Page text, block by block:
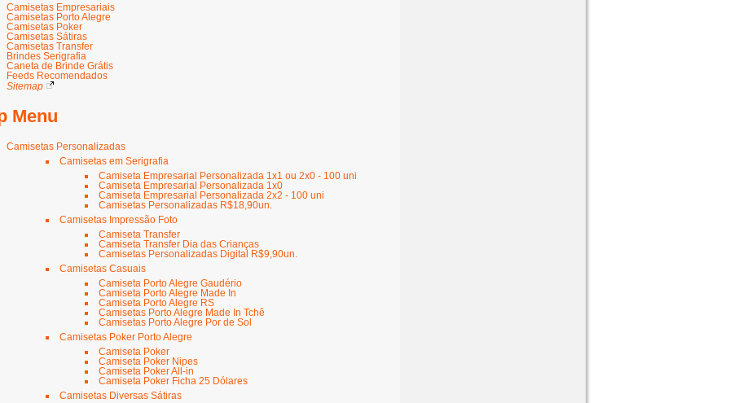
Camisetas Empresariais
Camisetas Porto Alegre
Camisetas Poker
Camisetas Sátiras
Camisetas Transfer
Brindes Serigrafia
Caneta de Brinde Grátis
Feeds Recomendados
Sitemap
Menu
Camisetas Personalizadas
Camisetas em Serigrafia
Camiseta Empresarial Personalizada 1x1 ou 2x0 - 100 uni
Camiseta Empresarial Personalizada 1x0
Camiseta Empresarial Personalizada 2x2 - 100 uni
Camisetas Personalizadas R$18,90un.
Camisetas Impressão Foto
Camiseta Transfer
Camiseta Transfer Dia das Crianças
Camisetas Personalizadas Digital R$9,90un.
Camisetas Casuais
Camiseta Porto Alegre Gaudério
Camiseta Porto Alegre Made In
Camiseta Porto Alegre RS
Camisetas Porto Alegre Made In Tchê
Camisetas Porto Alegre Por de Sol
Camisetas Poker Porto Alegre
Camiseta Poker
Camiseta Poker Nipes
Camiseta Poker All-in
Camiseta Poker Ficha 25 Dólares
Camisetas Diversas Sátiras